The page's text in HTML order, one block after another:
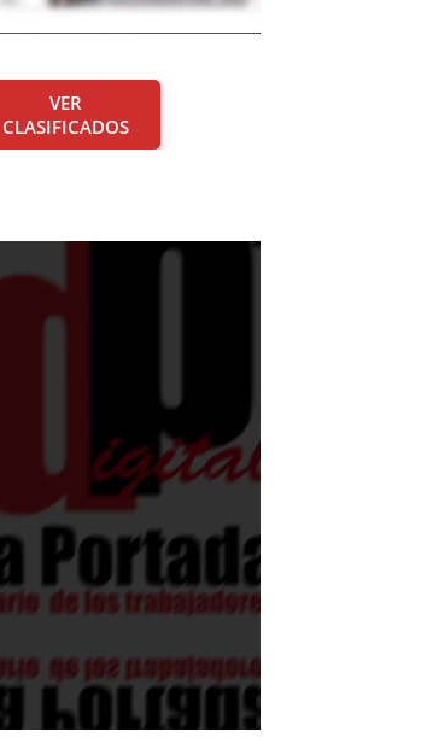
VER
CLASIFICADOS